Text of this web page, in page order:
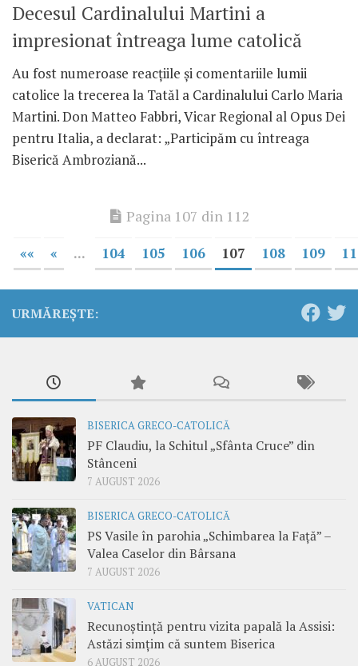
Decesul Cardinalului Martini a
impresionat întreaga lume catolică
Au fost numeroase reacţiile şi comentariile lumii
catolice la trecerea la Tatăl a Cardinalului Carlo Maria
Martini. Don Matteo Fabbri, Vicar Regional al Opus Dei
pentru Italia, a declarat: „Participăm cu întreaga
Biserică Ambroziană...
Pagina 107 din 112
«« « ... 104 105 106 107 108 109
URMĂREȘTE:
BISERICA GRECO-CATOLICĂ
PF Claudiu, la Schitul „Sfânta Cruce” din
Stânceni
7 AUGUST 2026
BISERICA GRECO-CATOLICĂ
PS Vasile în parohia „Schimbarea la Față” –
Valea Caselor din Bârsana
7 AUGUST 2026
VATICAN
Recunoștință pentru vizita papală la Assisi:
Astăzi simțim că suntem Biserica
6 AUGUST 2026